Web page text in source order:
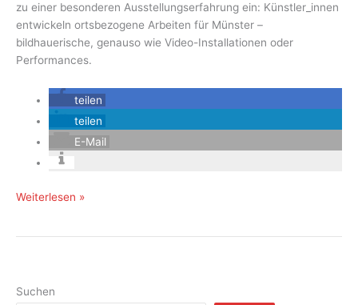
zu einer besonderen Ausstellungserfahrung ein: Künstler_innen
entwickeln ortsbezogene Arbeiten für Münster –
bildhauerische, genauso wie Video-Installationen oder
Performances.
teilen
teilen
E-Mail
Skuptur-
Weiterlesen »
Suchen